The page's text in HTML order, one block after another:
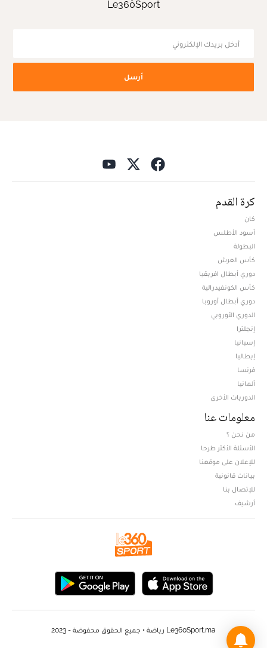
Le360Sport
أرسل
كرة القدم
كان
أسود الأطلس
البطولة
كأس العرش
دوري أبطال افريقيا
كأس الكونفيدرالية
دوري أبطال أوروبا
الدوري الأوروبي
إنجلترا
إسبانيا
إيطاليا
فرنسا
ألمانيا
الدوريات الأخرى
معلومات عنا
من نحن ؟
الأسئلة الأكثر طرحا
للإعلان على موقعنا
بيانات قانونية
للإتصال بنا
أرشيف
Le360Sport.ma رياضة • جميع الحقوق محفوضة - 2023